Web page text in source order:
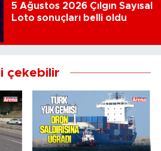
5 Ağustos 2026 Çılgın Sayısal
Loto sonuçları belli oldu
çekebilir